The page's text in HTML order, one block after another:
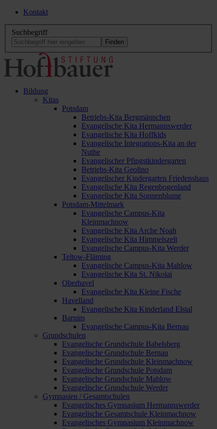
Kontakt
Suchbegriff
Bildung
Kitas
Potsdam
Betriebs-Kita Bergmännchen
Evangelische Kita Hermannswerder
Evangelische Kita Hoffkids
Evangelische Integrations-Kita an der
Nuthe
Evangelischer Pfingstkindergarten
Betriebs-Kita Geolino
Evangelischer Kindergarten Friedenshaus
Evangelische Kita Regenbogenland
Evangelische Kita Sonnenblume
Potsdam-Mittelmark
Evangelische Campus-Kita
Kleinmachnow
Evangelische Kita Arche Noah
Evangelische Kita Himmelszelt
Evangelische Campus-Kita Werder
Teltow-Fläming
Evangelische Campus-Kita Mahlow
Evangelische Kita St. Nikolai
Oberhavel
Evangelische Kita Kleine Fische
Havelland
Evangelische Kita Kinderland Elstal
Barnim
Evangelische Campus-Kita Bernau
Grundschulen
Evangelische Grundschule Babelsberg
Evangelische Grundschule Bernau
Evangelische Grundschule Kleinmachnow
Evangelische Grundschule Potsdam
Evangelische Grundschule Mahlow
Evangelische Grundschule Werder
Gymnasien / Gesamtschulen
Evangelisches Gymnasium Hermannswerder
Evangelische Gesamtschule Kleinmachnow
Evangelisches Gymnasium Kleinmachnow